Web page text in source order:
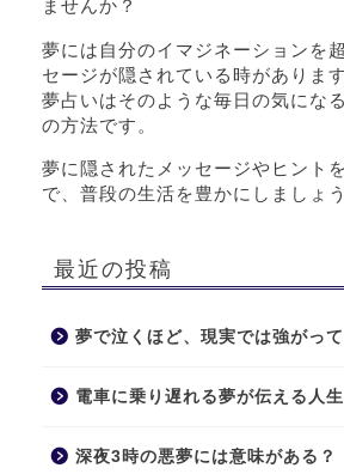
ませんか？
夢には自分のイマジネーションを
セージが隠されている時があります
夢占いはそのような毎日の気にな
の方法です。
夢に隠されたメッセージやヒント
で、普段の生活を豊かにしましょう
最近の投稿
夢で泣くほど、現実では強がっ
電車に乗り遅れる夢が伝える人
深夜3時の悪夢には意味がある？